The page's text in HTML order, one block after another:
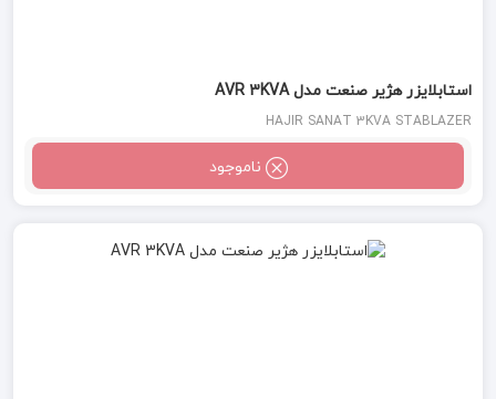
استابلایزر هژیر صنعت مدل AVR 3KVA
HAJIR SANAT 3KVA STABLAZER
ناموجود